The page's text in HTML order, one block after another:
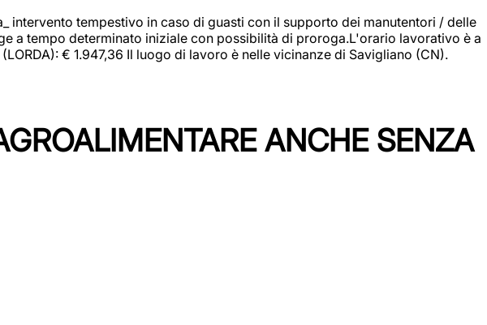
intervento tempestivo in caso di guasti con il supporto dei manutentori / delle
a tempo determinato iniziale con possibilità di proroga.L'orario lavorativo è a
€ 1.947,36 Il luogo di lavoro è nelle vicinanze di Savigliano (CN).
ANCHE SENZA